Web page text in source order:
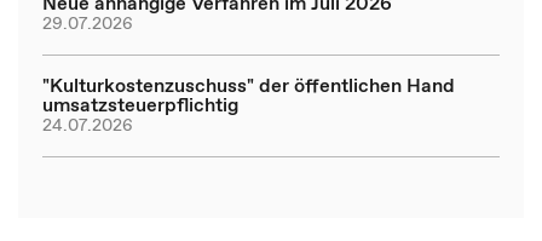
29.07.2026
"Kulturkostenzuschuss" der öffentlichen Hand
umsatzsteuerpflichtig
24.07.2026